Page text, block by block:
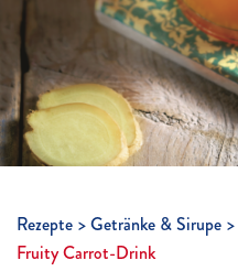
Rezepte Getränke & Sirupe
Fruity Carrot-Drink